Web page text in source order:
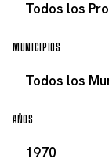
MUNICIPIOS
AÑOS